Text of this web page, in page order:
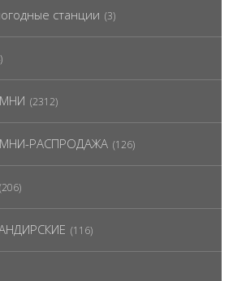
станции (3)
(2312)
РАСПРОДАЖА (126)
(206)
(116)